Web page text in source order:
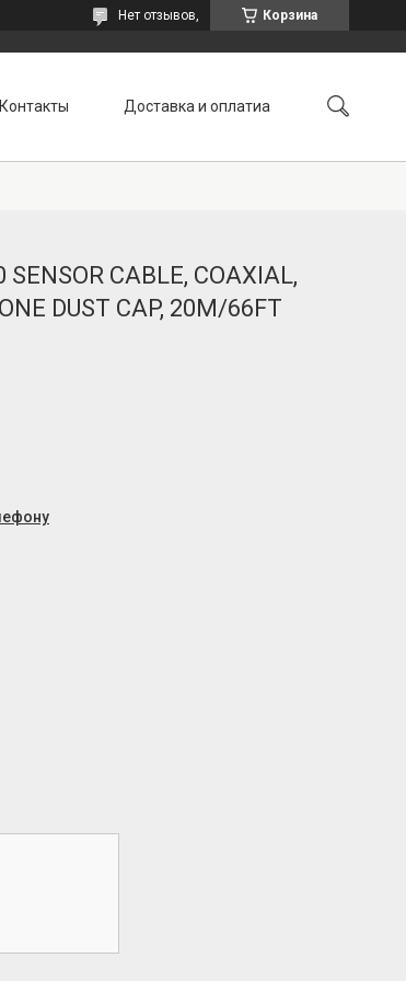
Корзина
Нет отзывов,
Контакты Доставка и оплатиа
CABLE, COAXIAL,
DUST CAP, 20M/66FT